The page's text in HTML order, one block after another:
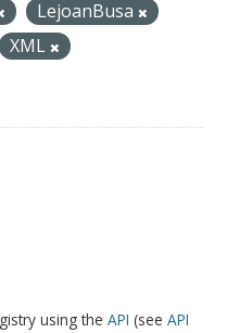
LejoanBusa
XML
using the API (see API